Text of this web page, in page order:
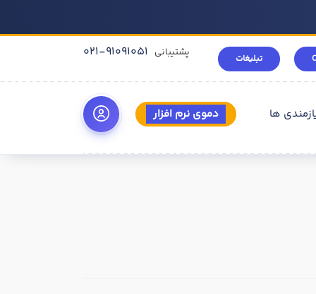
تبلیغات 021-91091051 پشتیبانی
ها دموی نرم افزار